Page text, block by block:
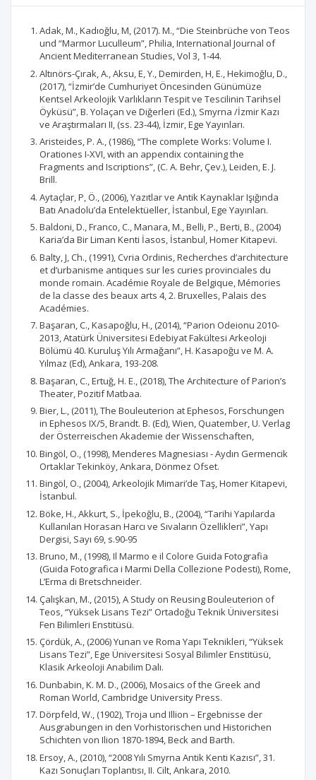
Adak, M., Kadıoğlu, M, (2017). M., “Die Steinbrüche von Teos
und “Marmor Luculleum”, Philia, International Journal of
Ancient Mediterranean Studies, Vol 3, 1-44.
Altınörs-Çırak, A., Aksu, E, Y., Demirden, H, E., Hekimoğlu, D.,
(2017), “İzmir’de Cumhuriyet Öncesinden Günümüze
Kentsel Arkeolojik Varlıkların Tespit ve Tescilinin Tarihsel
Öyküsü”, B. Yolaçan ve Diğerleri (Ed.), Smyrna /İzmir Kazı
ve Araştırmaları II, (ss. 23-44), İzmir, Ege Yayınları.
Aristeides, P. A., (1986), “The complete Works: Volume I.
Orationes I-XVI, with an appendix containing the
Fragments and Iscriptions”, (C. A. Behr, Çev.), Leiden, E. J.
Brill.
Aytaçlar, P, Ö., (2006), Yazıtlar ve Antik Kaynaklar Işığında
Batı Anadolu’da Entelektüeller, İstanbul, Ege Yayınları.
Baldoni, D., Franco, C., Manara, M., Belli, P., Berti, B., (2004)
Karia’da Bir Liman Kenti İasos, İstanbul, Homer Kitapevi.
Balty, J, Ch., (1991), Cvria Ordinis, Recherches d’architecture
et d’urbanisme antiques sur les curies provinciales du
monde romain. Académie Royale de Belgique, Mémories
de la classe des beaux arts 4, 2. Bruxelles, Palais des
Académies.
Başaran, C., Kasapoğlu, H., (2014), “Parion Odeionu 2010-
2013, Atatürk Üniversitesi Edebiyat Fakültesi Arkeoloji
Bölümü 40. Kuruluş Yılı Armağanı”, H. Kasapoğu ve M. A.
Yılmaz (Ed), Ankara, 193-208.
Başaran, C., Ertuğ, H. E., (2018), The Architecture of Parion’s
Theater, Pozitif Matbaa.
Bier, L., (2011), The Bouleuterion at Ephesos, Forschungen
in Ephesos IX/5, Brandt. B. (Ed), Wien, Quatember, U. Verlag
der Österreischen Akademie der Wissenschaften,
Bingöl, O., (1998), Menderes Magnesiası - Aydın Germencik
Ortaklar Tekinköy, Ankara, Dönmez Ofset.
Bingöl, O., (2004), Arkeolojik Mimari’de Taş, Homer Kitapevi,
İstanbul.
Böke, H., Akkurt, S., İpekoğlu, B., (2004), “Tarihi Yapılarda
Kullanılan Horasan Harcı ve Sıvaların Özellikleri”, Yapı
Dergisi, Sayı 69, s.90-95
Bruno, M., (1998), Il Marmo e il Colore Guida Fotografia
(Guida Fotografica i Marmi Della Collezione Podesti), Rome,
L’Erma di Bretschneider.
Çalışkan, M., (2015), A Study on Reusing Bouleuterion of
Teos, “Yüksek Lisans Tezi” Ortadoğu Teknik Üniversitesi
Fen Bilimleri Enstitüsü.
Çördük, A., (2006) Yunan ve Roma Yapı Teknikleri, “Yüksek
Lisans Tezi”, Ege Üniversitesi Sosyal Bilimler Enstitüsü,
Klasik Arkeoloji Anabilim Dalı.
Dunbabin, K. M. D., (2006), Mosaics of the Greek and
Roman World, Cambridge University Press.
Dörpfeld, W., (1902), Troja und Illion – Ergebnisse der
Ausgrabungen in den Vorhistorischen und Historichen
Schichten von Ilion 1870-1894, Beck and Barth.
Ersoy, A., (2010), “2008 Yılı Smyrna Antik Kenti Kazısı”, 31.
Kazı Sonuçları Toplantısı, II. Cilt, Ankara, 2010.